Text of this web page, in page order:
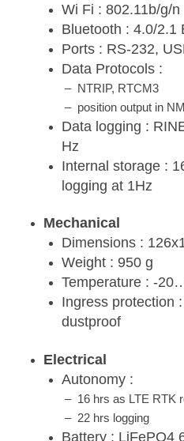
Wi Fi : 802.11b/g/n
Bluetooth : 4.0/2.1
Ports : RS-232,
Data Protocols :
– NTRIP, RTCM3
– position output in
Data logging :
Hz
Internal storage :
logging at 1Hz
Mechanical
Dimensions :
Weight : 950 g
Temperature : -
Ingress protection
dustproof
Electrical
Autonomy :
– 16 hrs as LTE RTK
– 22 hrs logging
Battery : LiFePO4